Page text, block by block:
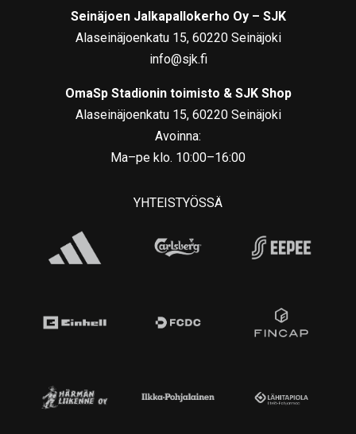
Seinäjoen Jalkapallokerho Oy – SJK
Alaseinäjoenkatu 15, 60220 Seinäjoki
info@sjk.fi
OmaSp Stadionin toimisto & SJK Shop
Alaseinäjoenkatu 15, 60220 Seinäjoki
Avoinna:
Ma–pe klo. 10:00–16:00
YHTEISTYÖSSÄ